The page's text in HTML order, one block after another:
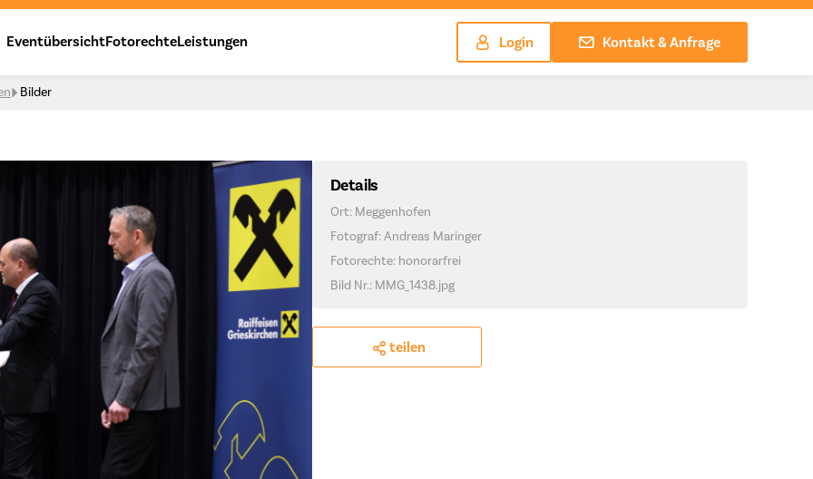
EventübersichtFotorechteLeistungen Login Kontakt & Anfrage
Bilder
Details
Ort: Meggenhofen
Fotograf: Andreas Maringer
Fotorechte: honorarfrei
Bild Nr.: MMG_1438.jpg
teilen